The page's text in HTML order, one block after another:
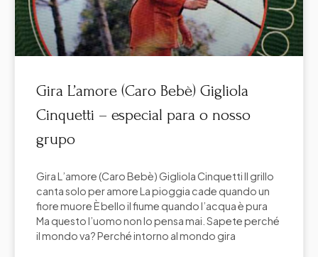
Gira L’amore (Caro Bebè) Gigliola
Cinquetti – especial para o nosso
grupo
Gira L’amore (Caro Bebè) Gigliola Cinquetti Il grillo
canta solo per amore La pioggia cade quando un
fiore muore È bello il fiume quando l’acqua è pura
Ma questo l’uomo non lo pensa mai. Sapete perché
il mondo va? Perché intorno al mondo gira